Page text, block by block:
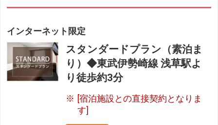
インターネット限定
スタンダードプラン（素泊ま
り）◆東武伊勢崎線 浅草駅よ
り徒歩約3分
[宿泊施設との直接契約となりま
す]